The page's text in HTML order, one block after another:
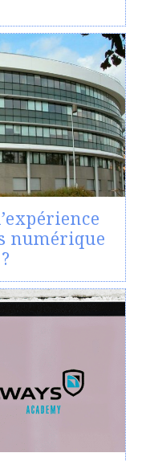
numérique